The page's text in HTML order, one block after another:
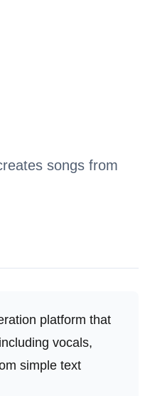
songs from
platform that
vocals,
simple text